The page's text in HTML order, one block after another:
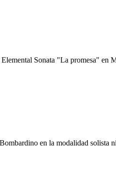
Sonata "La promesa" en
en la modalidad